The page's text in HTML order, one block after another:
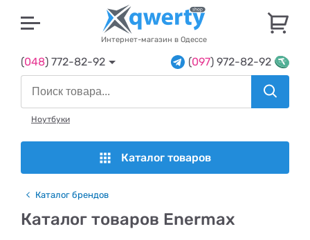
Интернет-магазин в Одессе
(048) 772-82-92 (097) 972-82-92
Ноутбуки
Каталог товаров
Каталог брендов
Каталог товаров Enermax